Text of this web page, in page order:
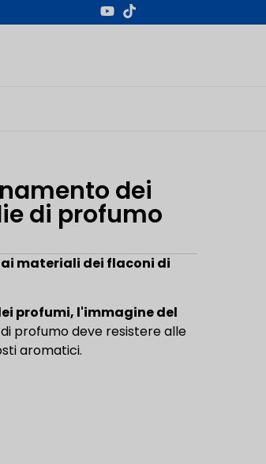
dei
di profumo
materiali dei flaconi di
profumi, l'immagine del
profumo deve resistere alle
aromatici.